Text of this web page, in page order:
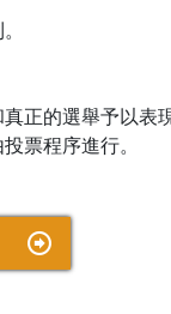
正的選舉予以表
票程序進行。